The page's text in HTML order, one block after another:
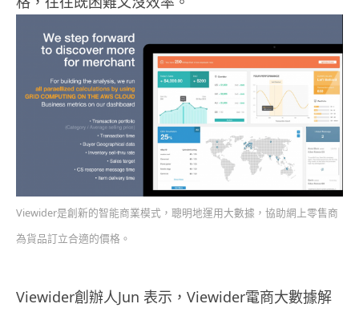
Viewider是創新的智能商業模式，聰明地運用大數據，協助網上零售商
為貨品訂立合適的價格。
Viewider創辦人Jun 表示，Viewider電商大數據解